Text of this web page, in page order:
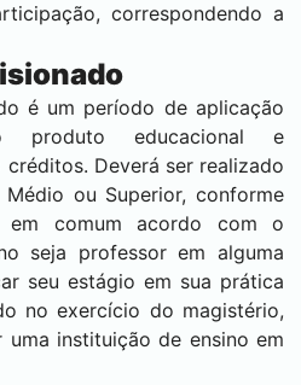
correspondendo a
é um período de aplicação
produto educacional e
Deverá ser realizado
Médio ou Superior, conforme
em comum acordo com o
seja professor em alguma
seu estágio em sua prática
no exercício do magistério,
instituição de ensino em